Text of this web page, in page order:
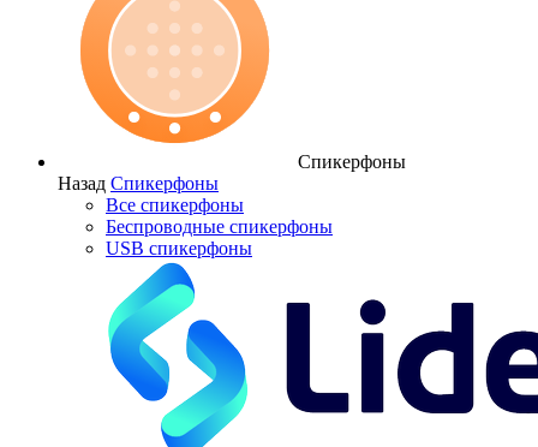
Спикерфоны
Назад Спикерфоны
Все спикерфоны
Беспроводные спикерфоны
USB спикерфоны